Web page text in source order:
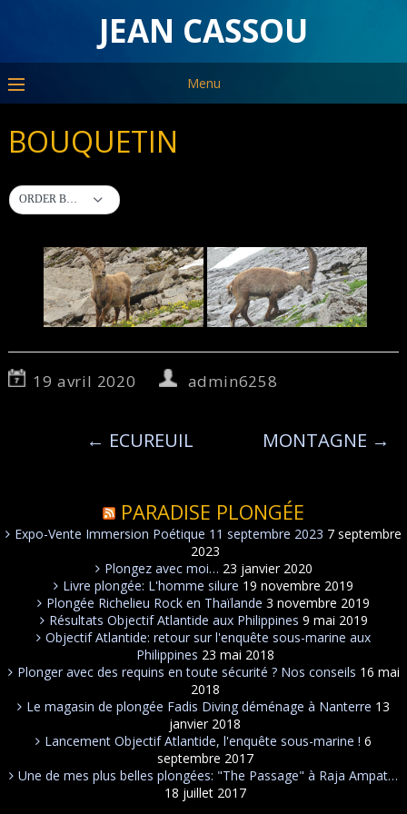
JEAN CASSOU
Menu
BOUQUETIN
ORDER BY DEFAULT
19 avril 2020 admin6258
← ECUREUIL MONTAGNE →
PARADISE PLONGÉE
Expo-Vente Immersion Poétique 11 septembre 2023 7 septembre
2023
Plongez avec moi… 23 janvier 2020
Livre plongée: L'homme silure 19 novembre 2019
Plongée Richelieu Rock en Thaïlande 3 novembre 2019
Résultats Objectif Atlantide aux Philippines 9 mai 2019
Objectif Atlantide: retour sur l'enquête sous-marine aux
Philippines 23 mai 2018
Plonger avec des requins en toute sécurité ? Nos conseils 16 mai
2018
Le magasin de plongée Fadis Diving déménage à Nanterre 13
janvier 2018
Lancement Objectif Atlantide, l'enquête sous-marine ! 6
septembre 2017
Une de mes plus belles plongées: "The Passage" à Raja Ampat…
18 juillet 2017